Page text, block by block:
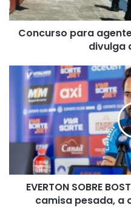
aprovados
Concurso para
divulga
EVERTON
SOBRE
BOSTON:
“Estamos
Bahia,
pesada,
a
obrigação
EVERTON SOBRE
camisa pesada, a